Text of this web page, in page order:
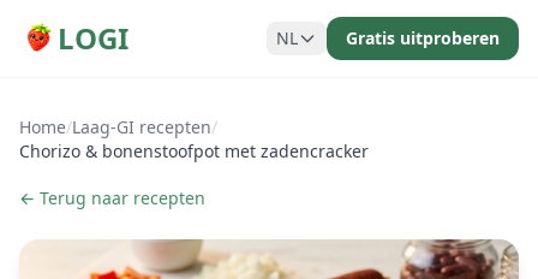
LOGI NL Gratis uitproberen
Home/Laag-GI recepten/
Chorizo & bonenstoofpot met zadencracker
← Terug naar recepten